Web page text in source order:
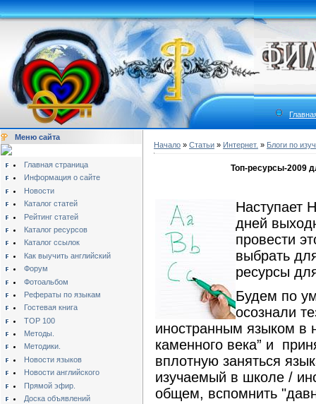
Меню сайта
Главная страница
Информация о сайте
Новости
Каталог статей
Рейтинг статей
Каталог ресурсов
Каталог ссылок
Как выучить английский
Форум
Фотоальбом
Рефераты по языкам
Гостевая книга
TOP 100
Методы.
Методики.
Новости языков
Новости английского
Прямой эфир.
Доска объявлений
Начало » Статьи » Интернет. » Блоги по
Топ-ресурсы-2009
Наступает
дней
провести
выбрать
ресурсы
Будем по
осознали
иностранным языком в
каменного века” и
вплотную заняться
изучаемый в школе /
общем, вспомнить